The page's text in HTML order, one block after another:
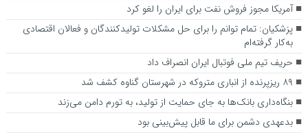
آمریکا مجوز فروش نفت برای ایران را لغو کرد
پزشکیان: تمام توانم را برای حل مشکلات تولیدکنندگان و فعالان اقتصادی
به‌کار گرفته‌ام
حریف تیم ملی فوتبال ایران انصراف داد
۸۹ ریزپرنده از انباری متروکه در شهرستان گناوه کشف شد
بنگاه‌داری بانک‌ها به جای حمایت از تولید، به تورم دامن می‌زند
بدعهدی دشمن برای ما قابل پیش‌بینی بود